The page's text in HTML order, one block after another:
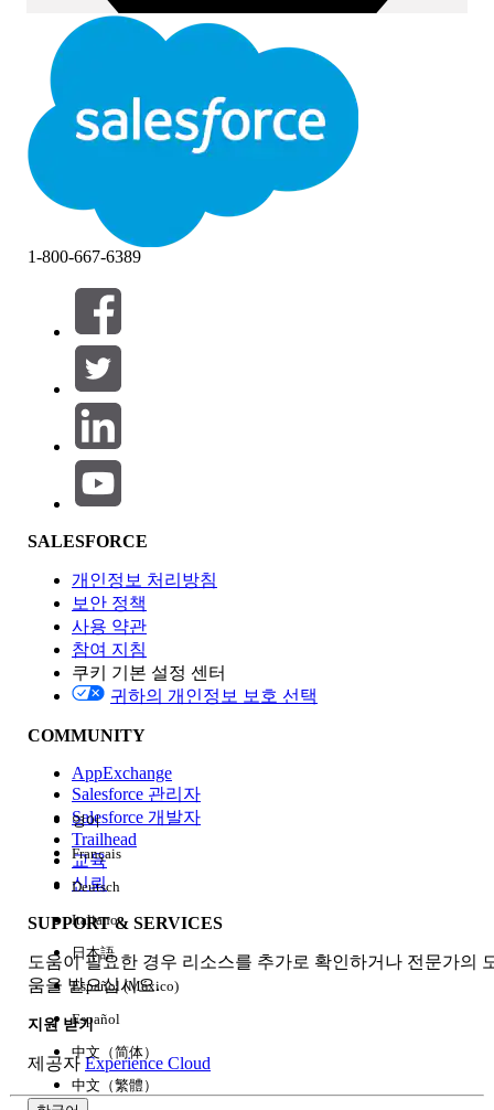
필터 (0)
필터 선택
제품 영역
기능 영향
Edition
경험
1-800-667-6389
SALESFORCE
개인정보 처리방침
보안 정책
사용 약관
참여 지침
쿠키 기본 설정 센터
귀하의 개인정보 보호 선택
COMMUNITY
AppExchange
Salesforce 관리자
Salesforce 개발자
Trailhead
교육
신뢰
SUPPORT & SERVICES
도움이 필요한 경우 리소스를 추가로 확인하거나 전문가의
움을 받으십시오.
지원 받기
제공자 Experience Cloud
영어
Français
Deutsch
Italiano
日本語
Español (México)
Español
中文（简体）
中文（繁體）